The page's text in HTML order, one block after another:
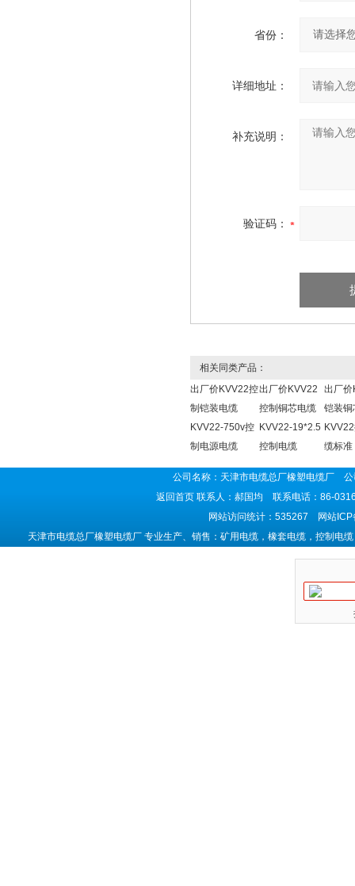
省份：
详细地址：
补充说明：
验证码：
相关同类产品：
出厂价KVV22控
制铠装电缆
KVV22-750v控
制电源电缆
出厂价KVV22
控制铜芯电缆
KVV22-19*2.5
控制电缆
出厂
铠装铜
缆标准
公司名称：天津市电缆总厂橡塑电缆厂
返回首页联系人：郝国均 联系电话：86-
网站访问统计：535267 网站ICP
天津市电缆总厂橡塑电缆厂 专业生产、销售：矿用电缆，橡套电缆，控制电